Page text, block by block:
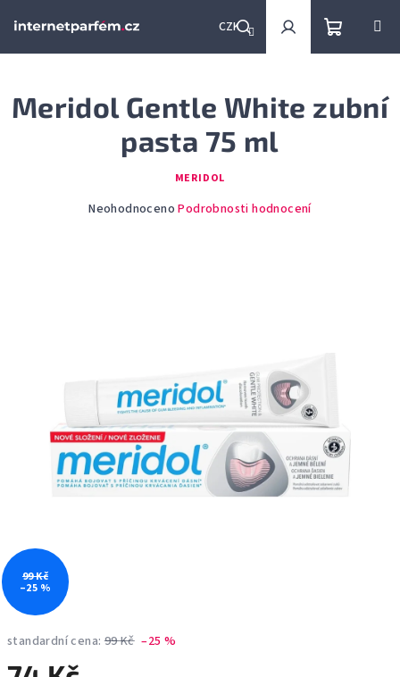
CZK
Hledat PřihlášeníNákupní
košík
standardní cena: 99 Kč –25 %
Meridol Gentle White zubní
pasta 75 ml
MERIDOL
Průměrné
Neohodnoceno Podrobnosti hodnocení
99 Kč
–25 %